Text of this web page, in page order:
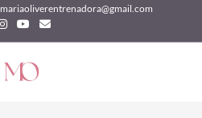
mariaoliverentrenadora@gmail.com